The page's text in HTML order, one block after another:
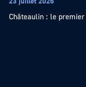
Châteaulin : le